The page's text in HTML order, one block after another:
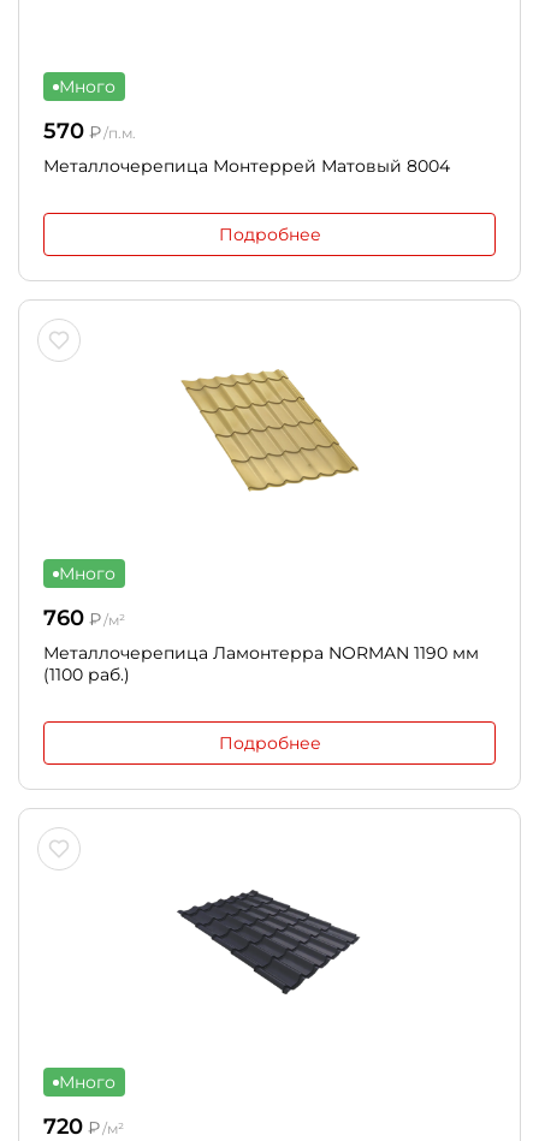
Много
570 ₽/п.м.
Металлочерепица Монтеррей Матовый 8004
Подробнее
Много
760 ₽/м²
Металлочерепица Ламонтерра NORMAN 1190 мм
(1100 раб.)
Подробнее
Много
720 ₽/м²